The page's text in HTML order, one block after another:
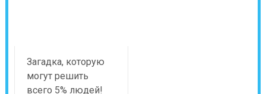
Загадка, которую
могут решить
всего 5% людей!